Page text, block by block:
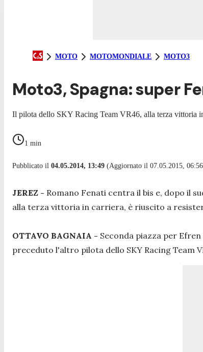
MOTO MOTOMONDIALE MOTO3
Moto3, Spagna: super
Il pilota dello SKY Racing Team VR46, alla terza vittoria
1 min
Pubblicato il 04.05.2014, 13:49 (Aggiornato il 07.05.2015,
JEREZ - Romano Fenati centra il bis e, dopo il
alla terza vittoria in carriera, è riuscito a
OTTAVO BAGNAIA - Seconda piazza per
preceduto l'altro pilota dello SKY Racing Team